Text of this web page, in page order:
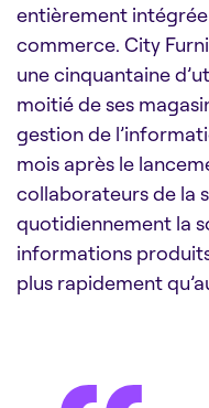
entièrement
commerce. City
une cinquantaine
moitié de ses
gestion de
mois après le
collaborateurs de la
quotidiennement la
informations
plus rapidement